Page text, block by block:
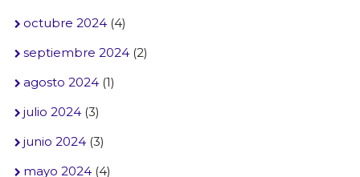
octubre 2024(4)
septiembre 2024(2)
agosto 2024(1)
julio 2024(3)
junio 2024(3)
mayo 2024(4)